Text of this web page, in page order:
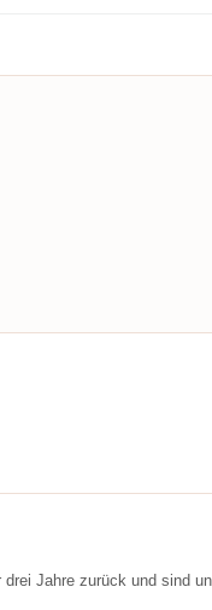
Jahre zurück und sind